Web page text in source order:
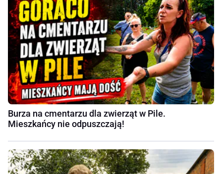
Burza na cmentarzu dla zwierząt w Pile.
Mieszkańcy nie odpuszczają!